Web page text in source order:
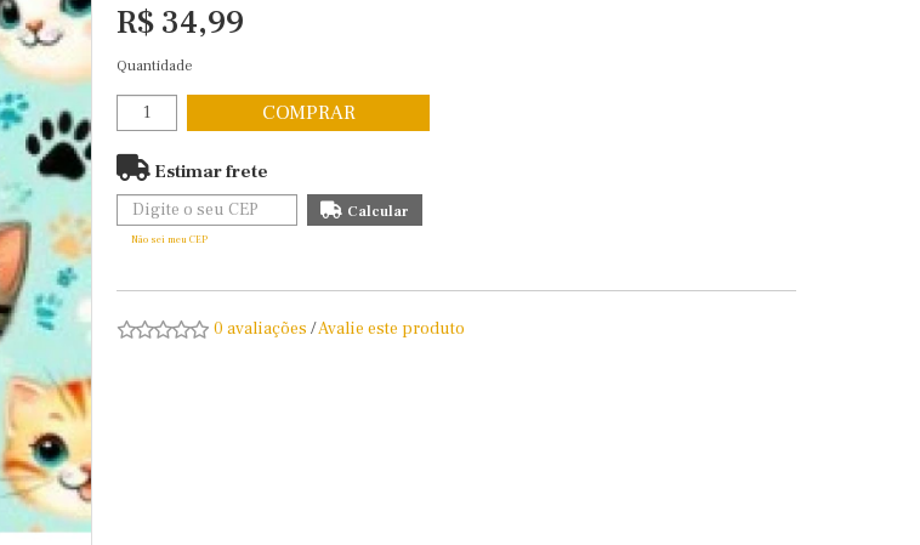
R$ 34,99
Quantidade
COMPRAR
Estimar frete
Não sei meu CEP
0 avaliações /Avalie este produto